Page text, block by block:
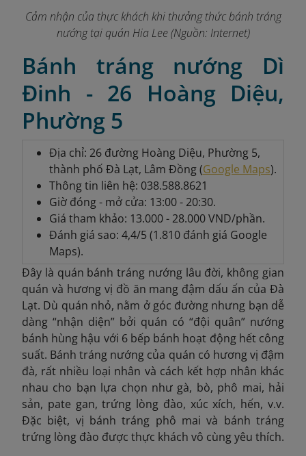
Cảm nhận của thực khách khi thưởng thức bánh tráng
nướng tại quán Hia Lee (Nguồn: Internet)
Bánh tráng nướng Dì
Đinh - 26 Hoàng Diệu,
Phường 5
Địa chỉ: 26 đường Hoàng Diệu, Phường 5,
thành phố Đà Lạt, Lâm Đồng (Google Maps).
Thông tin liên hệ: 038.588.8621
Giờ đóng - mở cửa: 13:00 - 20:30.
Giá tham khảo: 13.000 - 28.000 VND/phần.
Đánh giá sao: 4,4/5 (1.810 đánh giá Google
Maps).
Đây là quán bánh tráng nướng lâu đời, không gian
quán và hương vị đồ ăn mang đậm dấu ấn của Đà
Lạt. Dù quán nhỏ, nằm ở góc đường nhưng bạn dễ
dàng “nhận diện” bởi quán có “đội quân” nướng
bánh hùng hậu với 6 bếp bánh hoạt động hết công
suất. Bánh tráng nướng của quán có hương vị đậm
đà, rất nhiều loại nhân và cách kết hợp nhân khác
nhau cho bạn lựa chọn như gà, bò, phô mai, hải
sản, pate gan, trứng lòng đào, xúc xích, hến, v.v.
Đặc biệt, vị bánh tráng phô mai và bánh tráng
trứng lòng đào được thực khách vô cùng yêu thích.